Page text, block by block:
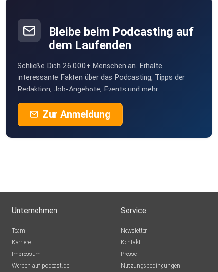
Bleibe beim Podcasting auf
dem Laufenden
Schließe Dich 26.000+ Menschen an. Erhalte
interessante Fakten über das Podcasting, Tipps der
Redaktion, Job-Angebote, Events und mehr.
Zur Anmeldung
Unternehmen
Team
Karriere
Impressum
Werben auf podcast.de
Service
Newsletter
Kontakt
Presse
Nutzungsbedingungen